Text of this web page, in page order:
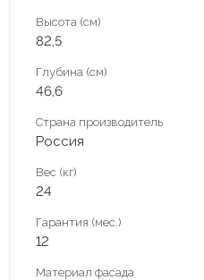
Высота (см)
82,5
Глубина (см)
46,6
Страна производитель
Россия
Вес (кг)
24
Гарантия (мес.)
12
Материал фасада